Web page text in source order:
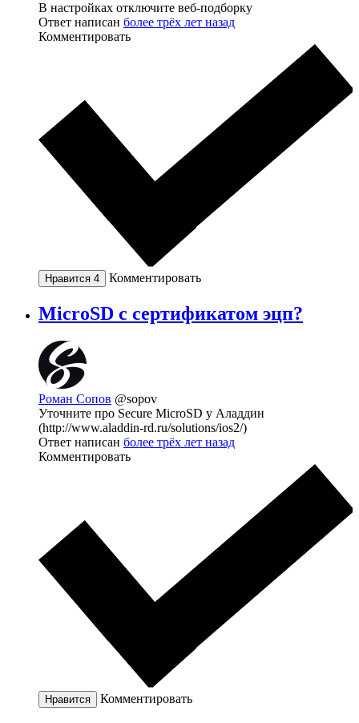
В настройках отключите веб-подборку
Ответ написан более трёх лет назад
Комментировать
Нравится 4 Комментировать
MicroSD с сертификатом эцп?
Роман Сопов @sopov
Уточните про Secure MicroSD у Аладдин
(http://www.aladdin-rd.ru/solutions/ios2/)
Ответ написан более трёх лет назад
Комментировать
Нравится Комментировать